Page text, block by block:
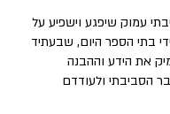
עמוק שיפגע וישפיע על
בתי הספר היום, שבעתיד
את הידע וההבנה
הסביבתי ולעודדם